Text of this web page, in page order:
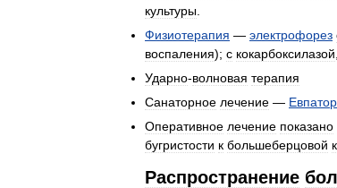
культуры
Физиотерапия — электрофорез
воспаления); с кокарбоксилазой
Ударно-волновая терапия
Санаторное лечение —
Оперативное лечение показано
бугристости к большеберцовой
Распространение